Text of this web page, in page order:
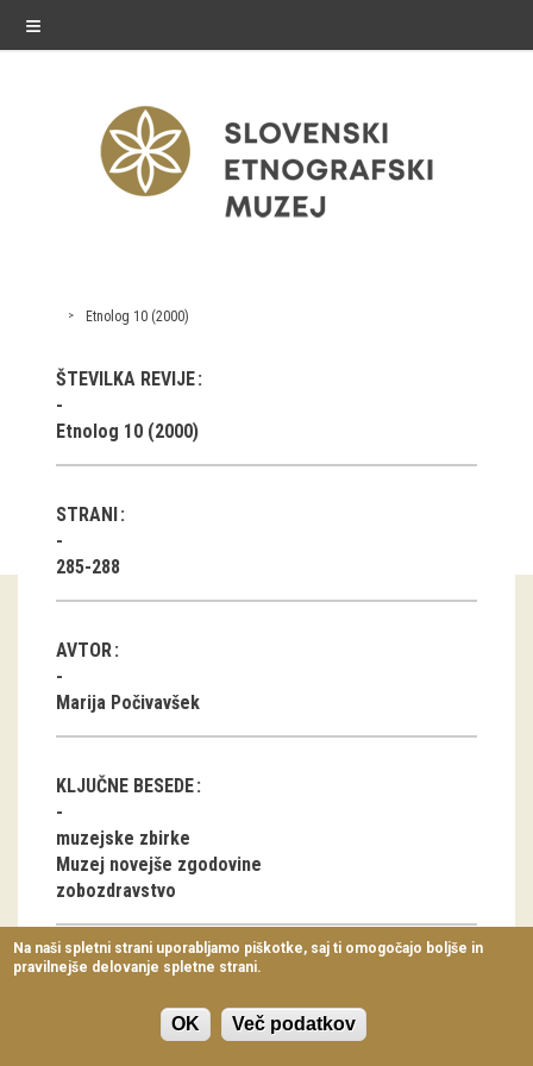
≡
razstave
Stalne razstave
Občasne razstave
Gostovanja
E-razstave
Virtualni sprehodi
Razstavni projekti
Napovednik
Arhiv razstav
Koledar dogodkov
Prireditve
Predavanja
Delavnice
Vodeni ogledi
Etnolog 10 (2000)
ŠTEVILKA REVIJE
Etnolog 10 (2000)
STRANI
285-288
AVTOR
Marija Počivavšek
KLJUČNE BESEDE
muzejske zbirke
Muzej novejše zgodovine
zobozdravstvo
ČLANEK V PDF OBLIKI
Na naši spletni strani uporabljamo piškotke, saj ti omogočajo boljše in
pravilnejše delovanje spletne strani.
OK Več podatkov